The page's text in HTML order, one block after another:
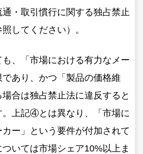
・取引慣行に関する独占禁止
してください）。
、「市場における有力なメー
あり、かつ「製品の価格維
合は独占禁止法に違反すると
。上記④とは異なり、「市場に
ー」という要件が付加されて
いては市場シェア10%以上ま